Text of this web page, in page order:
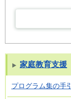
家庭教育支援
プログラム集の手